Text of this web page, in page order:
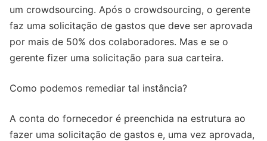
um crowdsourcing. Após o crowdsourcing, o gerente
faz uma solicitação de gastos que deve ser aprovada
por mais de 50% dos colaboradores. Mas e se o
gerente fizer uma solicitação para sua carteira.
Como podemos remediar tal instância?
A conta do fornecedor é preenchida na estrutura ao
fazer uma solicitação de gastos e, uma vez aprovada,